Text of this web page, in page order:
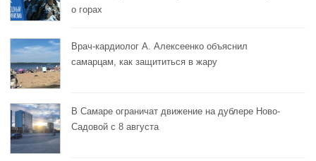
о горах
Врач-кардиолог А. Алексеенко объяснил
самарцам, как защититься в жару
В Самаре ограничат движение на дублере Ново-
Садовой с 8 августа